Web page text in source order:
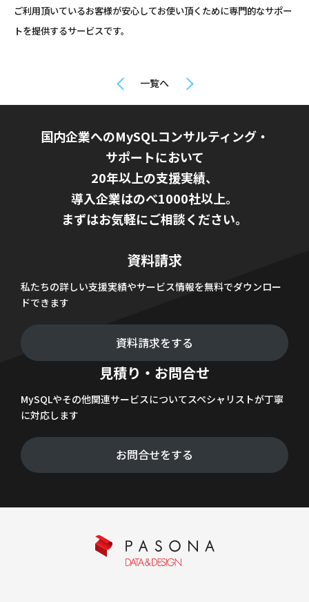
ご利用頂いているお客様が安心してお使い頂くために専門的なサポー
トを提供するサービスです。
一覧へ
国内企業へのMySQLコンサルティング・
サポートにおいて
20年以上の支援実績、
導入企業はのべ1000社以上。
まずはお気軽にご相談ください。
資料請求
私たちの詳しい支援実績やサービス情報を無料でダウンロー
ドできます
資料請求をする
見積り・お問合せ
MySQLやその他関連サービスについてスペシャリストが丁寧
に対応します
お問合せをする